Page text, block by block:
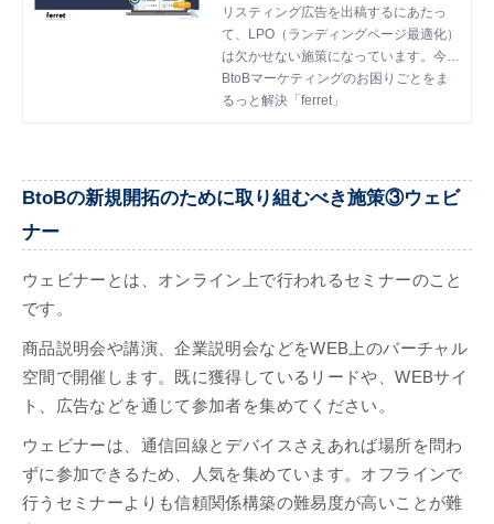
ジ改善ガイド
リスティング広告を出稿するにあたっ
て、LPO（ランディングページ最適化）
は欠かせない施策になっています。今回
ご紹介する資料は、ランディングページ
を作成・改善するにあたって必要な基本
BtoBマーケティングのお困りごとをま
るっと解決「ferret」
BtoBの新規開拓のために取り組むべき施策③ウェビ
ナー
ウェビナーとは、オンライン上で行われるセミナーのこと
です。
商品説明会や講演、企業説明会などをWEB上のバーチャル
空間で開催します。既に獲得しているリードや、WEBサイ
ト、広告などを通じて参加者を集めてください。
ウェビナーは、通信回線とデバイスさえあれば場所を問わ
ずに参加できるため、人気を集めています。オフラインで
行うセミナーよりも信頼関係構築の難易度が高いことが難